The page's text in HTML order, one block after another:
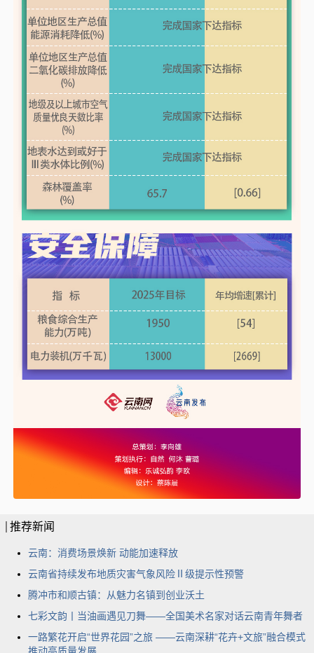
推荐新闻
云南：消费场景焕新 动能加速释放
云南省持续发布地质灾害气象风险Ⅱ级提示性预警
腾冲市和顺古镇：从魅力名镇到创业沃土
七彩文韵丨当油画遇见刀舞——全国美术名家对话云南青年舞者
一路繁花开启“世界花园”之旅 ——云南深耕“花卉+文旅”融合模式